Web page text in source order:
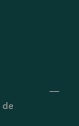
de